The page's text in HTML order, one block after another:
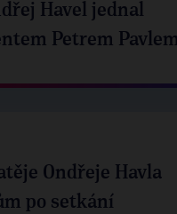
Havel jednal
Petrem
Ondřeje Havla
po setkání